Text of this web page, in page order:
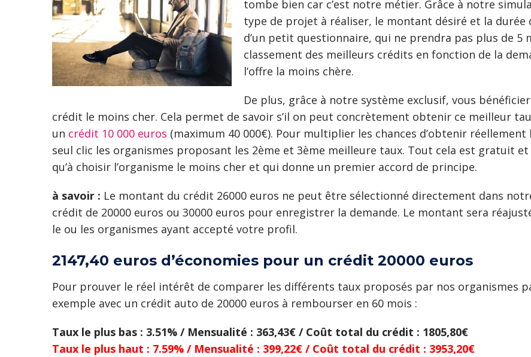
tombe bien car c’est notre métier. Grâce à notre
type de projet à réaliser, le montant désiré et la
d’un petit questionnaire, qui ne prendra pas plus de 5
classement des meilleurs crédits en fonction de la
l’offre la moins chère.
De plus, grâce à notre système exclusif, vous
crédit le moins cher. Cela permet de savoir s’il on peut concrètement obtenir ce meilleur
un crédit 10 000 euros (maximum 40 000€). Pour multiplier les chances d’obtenir
seul clic les organismes proposant les 2ème et 3ème meilleure taux. Tout cela est gratuit
qu’à choisir l’organisme le moins cher et qui donne un premier accord de principe.
à savoir : Le montant du crédit 26000 euros ne peut être sélectionné directement dans
crédit de 20000 euros ou 30000 euros pour enregistrer la demande. Le montant sera
le ou les organismes ayant accepté votre profil.
2147,40 euros d’économies pour un crédit 20000 euros
Pour prouver le réel intérêt de comparer les différents taux proposés par nos organismes
exemple avec un crédit auto de 20000 euros à rembourser en 60 mois :
Taux le plus bas : 3.51% / Mensualité : 363,43€ / Coût total du crédit : 1805,80€
Taux le plus haut : 7.59% / Mensualité : 399,22€ / Coût total du crédit : 3953,20€